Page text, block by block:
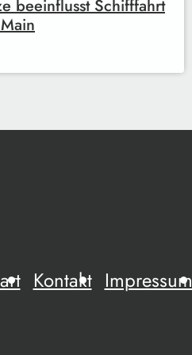
beeinflusst Schifffahrt
Kontakt Impressum